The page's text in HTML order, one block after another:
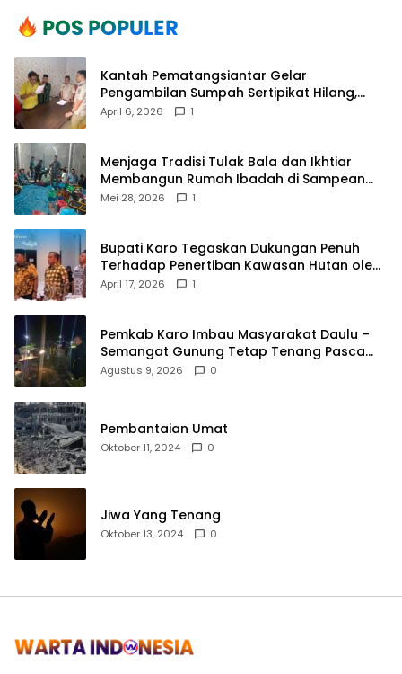
Kantah Pematangsiantar Gelar
Pengambilan Sumpah Sertipikat Hilang,
Perkuat Kepastian Hukum Pertanahan
April 6, 2026 1
Menjaga Tradisi Tulak Bala dan Ikhtiar
Membangun Rumah Ibadah di Sampean
Barat
Mei 28, 2026 1
Bupati Karo Tegaskan Dukungan Penuh
Terhadap Penertiban Kawasan Hutan oleh
Pemerintah Pusat
April 17, 2026 1
Pemkab Karo Imbau Masyarakat Daulu –
Semangat Gunung Tetap Tenang Pasca
Penertiban Pungli
Agustus 9, 2026 0
Pembantaian Umat
Oktober 11, 2024 0
Jiwa Yang Tenang
Oktober 13, 2024 0